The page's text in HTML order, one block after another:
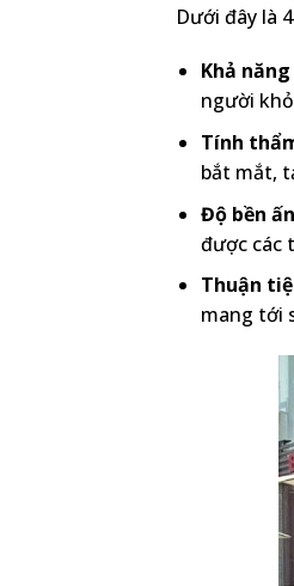
Dưới đây là
Khả
người
Tính
bắt mắt,
Độ bền
được các
Thuận
mang tới